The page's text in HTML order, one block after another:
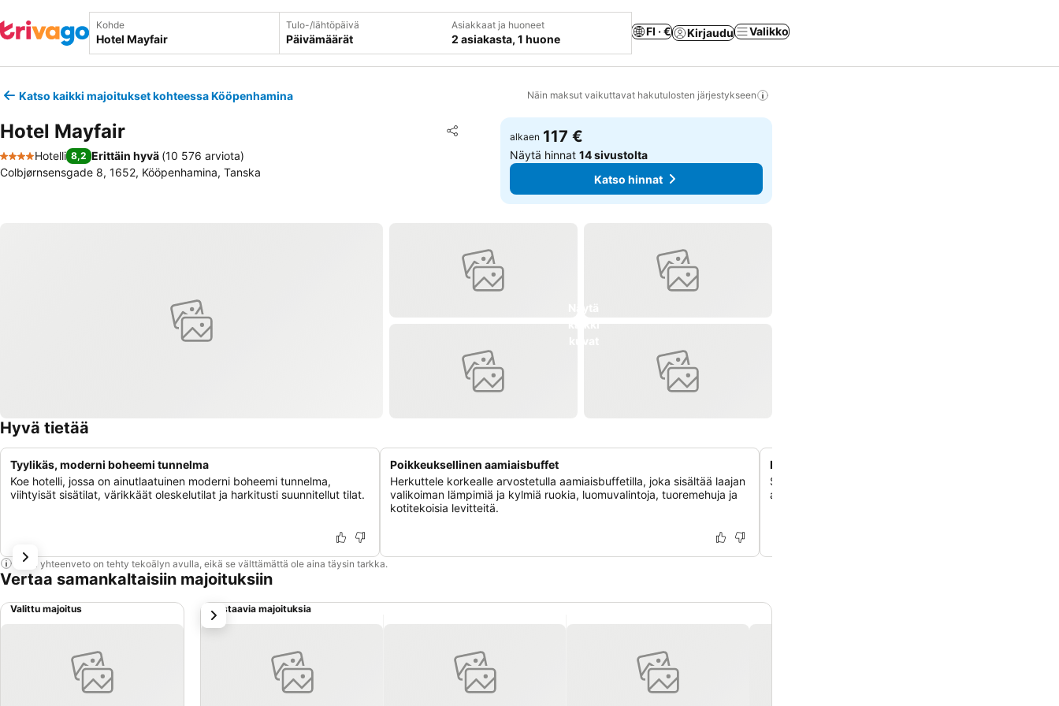
Kohde Tulo-/lähtöpäivä
Päivämäärät
Asiakkaat ja huoneet
2 asiakasta, 1 huone
FI · € Kirjaudu Valikko
Katso kaikki majoitukset kohteessa Kööpenhamina Näin maksut vaikuttavat hakutulosten järjestykseen
Hotel Mayfair Jaa
Lisää suosikkeihin
4 Tähtiluokitus
Hotelli 8,2 Erittäin hyvä (10 576 arviota)
Colbjørnsensgade 8, 1652, Kööpenhamina, Tanska
alkaen 117 €
Näytä hinnat14 sivustolta
Katso hinnat
Hyvä tietää
Tyylikäs, moderni boheemi tunnelma
Koe hotelli, jossa on ainutlaatuinen moderni boheemi tunnelma,
viihtyisät sisätilat, värikkäät oleskelutilat ja harkitusti suunnitellut tilat.
Poikkeuksellinen aamiaisbuffet
Herkuttele korkealle arvostetulla aamiaisbuffetilla, joka sisältää laajan
valikoiman lämpimiä ja kylmiä ruokia, luomuvalintoja, tuoremehuja ja
kotitekoisia levitteitä.
Personoitu viihde huoneessa
Suoratoista suosikkisisältöäsi suoraan taulutelevisioon
avulla, mikä tarjoaa personoidun ja modernin
Tämä yhteenveto on tehty tekoälyn avulla, eikä se välttämättä ole aina täysin tarkka.
Vertaa samankaltaisiin majoituksiin
Valittu majoitus Vastaavia majoituksia
seuraava